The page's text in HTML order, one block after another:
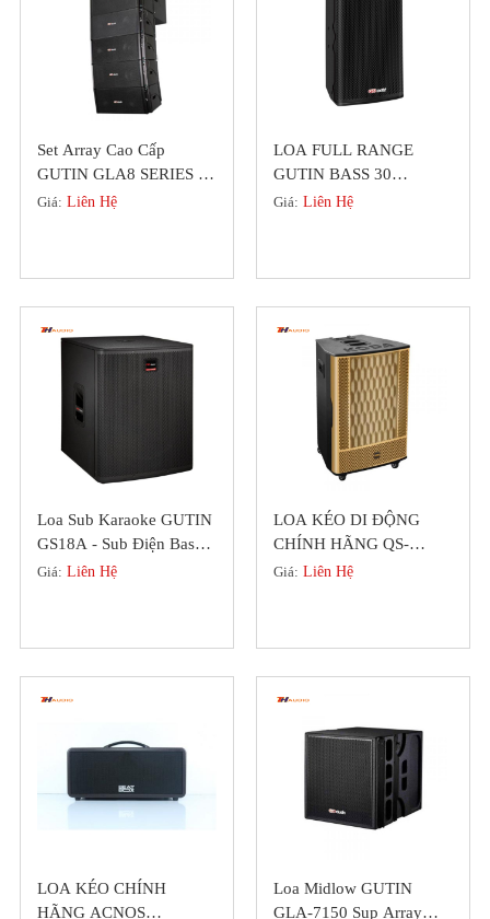
Set Array Cao Cấp
GUTIN GLA8 SERIES 2
Loa Bass Chính Hãng
Giá: Liên Hệ
LOA FULL RANGE
GUTIN BASS 30
GDL3512 MỚI NHẤT
Giá: Liên Hệ
Loa Sub Karaoke GUTIN
GS18A - Sub Điện Bass
50 Chính Hãng Đức
Giá: Liên Hệ
LOA KÉO DI ĐỘNG
CHÍNH HÃNG QS-
SERIES MỚI NHẤT 2022
Giá: Liên Hệ
LOA KÉO CHÍNH
HÃNG ACNOS
Loa Midlow GUTIN
GLA-7150 Sup Array